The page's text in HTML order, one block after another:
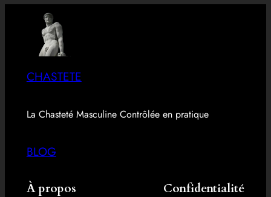
CHASTETE
La Chasteté Masculine Contrôlée en pratique
BLOG
À propos Confidentialité